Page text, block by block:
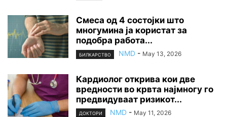
Смеса од 4 состојки што
многумина ја користат за
подобра работа...
БИЛКАРСТВО NMD - May 13, 2026
Кардиолог открива кои две
вредности во крвта најмногу го
предвидуваат ризикот...
ДОКТОРИ NMD - May 11, 2026